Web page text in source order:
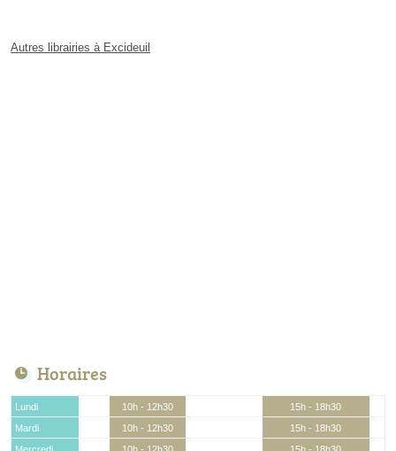
Autres librairies à Excideuil
Horaires
Lundi 10h - 12h30
15h - 18h30
Mardi
10h - 12h30
15h - 18h30